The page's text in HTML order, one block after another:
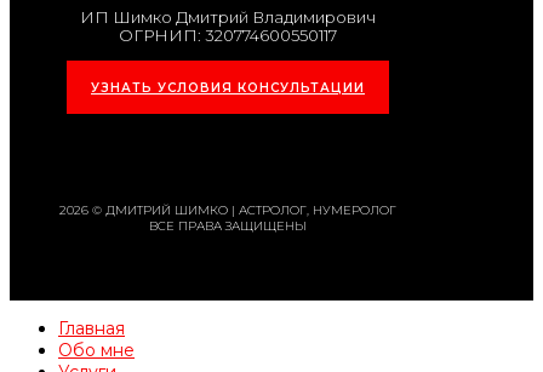
ИП Шимко Дмитрий Владимирович
ОГРНИП: 320774600550117
УЗНАТЬ УСЛОВИЯ КОНСУЛЬТАЦИИ
2026 © ДМИТРИЙ ШИМКО | АСТРОЛОГ, НУМЕРОЛОГ
ВСЕ ПРАВА ЗАЩИЩЕНЫ
Главная
Обо мне